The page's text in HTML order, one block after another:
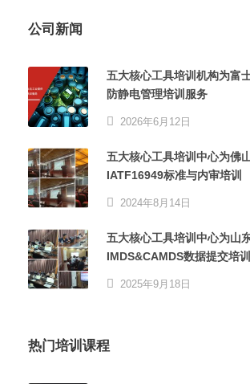
公司新闻
五大核心工具培训机构为富
防静电管理培训服务
2026年6月12日
五大核心工具培训中心为佛
IATF16949标准与内审培训
2024年8月14日
五大核心工具培训中心为山
IMDS&CAMDS数据提交培
2025年9月18日
热门培训课程